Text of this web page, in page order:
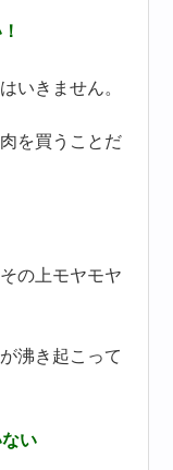
いきません。
を買うことだ
の上モヤモヤ
沸き起こって
い